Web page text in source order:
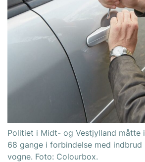
Politiet i Midt- og Vestjylland måtte
68 gange i forbindelse med
vogne. Foto: Colourbox.